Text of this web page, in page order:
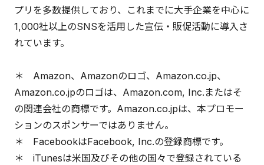
プリを多数提供しており、これまでに大手企業を中心に
1,000社以上のSNSを活用した宣伝・販促活動に導入さ
れています。
＊ Amazon、Amazonのロゴ、Amazon.co.jp、
Amazon.co.jpのロゴは、Amazon.com, Inc.またはそ
の関連会社の商標です。Amazon.co.jpは、本プロモー
ションのスポンサーではありません。
＊ FacebookはFacebook, Inc.の登録商標です。
＊ iTunesは米国及びその他の国々で登録されている